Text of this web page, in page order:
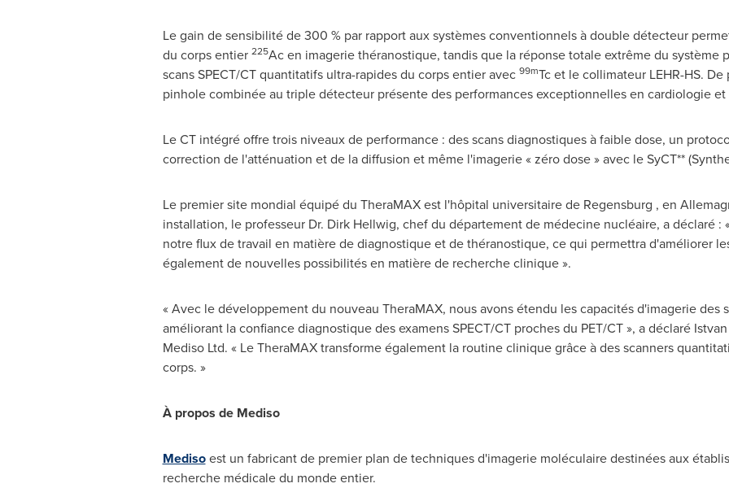
Le gain de sensibilité de 300 % par rapport aux systèmes conventionnels à double détecteur
du corps entier 225Ac en imagerie théranostique, tandis que la réponse totale extrême du système
scans SPECT/CT quantitatifs ultra-rapides du corps entier avec 99mTc et le collimateur LEHR-HS.
pinhole combinée au triple détecteur présente des performances exceptionnelles en cardiologie
Le CT intégré offre trois niveaux de performance : des scans diagnostiques à faible dose, un
correction de l'atténuation et de la diffusion et même l'imagerie « zéro dose » avec le SyCT**
Le premier site mondial équipé du TheraMAX est l'hôpital universitaire de Regensburg , en
installation, le professeur Dr. Dirk Hellwig, chef du département de médecine nucléaire, a déclaré :
notre flux de travail en matière de diagnostique et de théranostique, ce qui permettra d'améliorer
également de nouvelles possibilités en matière de recherche clinique ».
« Avec le développement du nouveau TheraMAX, nous avons étendu les capacités d'imagerie des
améliorant la confiance diagnostique des examens SPECT/CT proches du PET/CT », a déclaré
Mediso Ltd. « Le TheraMAX transforme également la routine clinique grâce à des scanners
corps. »
À propos de Mediso
Medisoest un fabricant de premier plan de techniques d'imagerie moléculaire destinées aux
recherche médicale du monde entier.